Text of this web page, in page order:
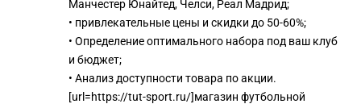
Манчестер Юнайтед, Челси, Реал Мадрид;
• привлекательные цены и скидки до 50-60%;
• Определение оптимального набора под ваш клуб
и бюджет;
• Анализ доступности товара по акции.
[url=https://tut-sport.ru/]магазин футбольной